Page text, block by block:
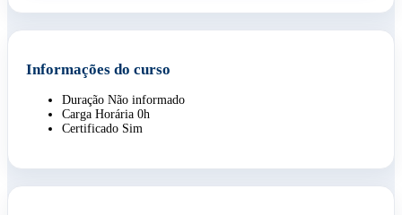
Informações do curso
Duração Não informado
Carga Horária 0h
Certificado Sim